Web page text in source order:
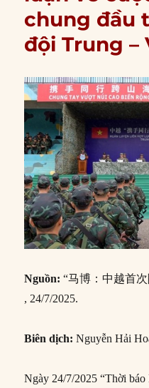
chung đầu
đội Trung –
Nguồn: “马博：中越首
, 24/7/2025.
Biên dịch: Nguyễn Hải
Ngày 24/7/2025 “Thời